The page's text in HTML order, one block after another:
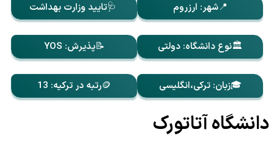
📍شهر: ارزروم 🩺تایید وزارت بهداشت
🏛️نوع دانشگاه: دولتی 📝پذیرش: YOS
🎓زبان: ترکی،انگلیسی 🪙رتبه در ترکیه: 13
دانشگاه آتاتورک